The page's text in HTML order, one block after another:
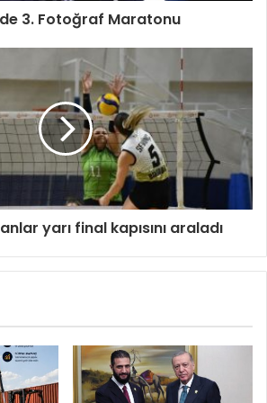
3. Fotoğraf Maratonu
yarı final kapısını araladı